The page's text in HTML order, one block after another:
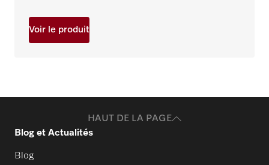
Voir le produit
HAUT DE LA PAGE
Blog et Actualités
Blog